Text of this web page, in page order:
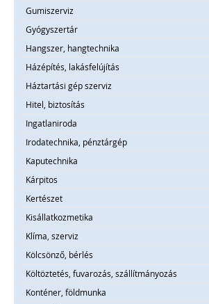
Gumiszerviz
Gyógyszertár
Hangszer, hangtechnika
Házépítés, lakásfelújítás
Háztartási gép szerviz
Hitel, biztosítás
Ingatlaniroda
Irodatechnika, pénztárgép
Kaputechnika
Kárpitos
Kertészet
Kisállatkozmetika
Klíma, szerviz
Kölcsönző, bérlés
Költöztetés, fuvarozás, szállítmányozás
Konténer, földmunka